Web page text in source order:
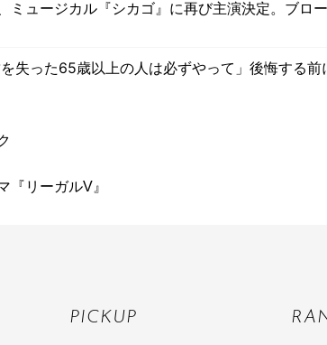
ミュージカル『シカゴ』に再び主演決定。ブロ
を失った65歳以上の人は必ずやって」後悔する前
『リーガルV』
PICKUP